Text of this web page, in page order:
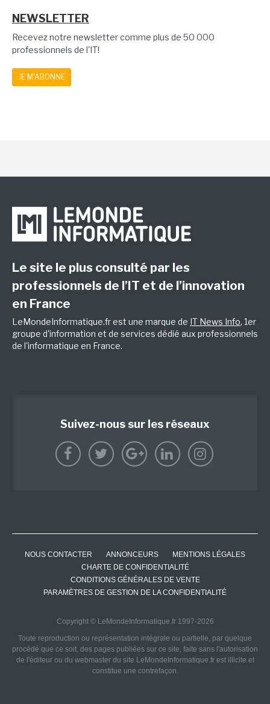
NEWSLETTER
Recevez notre newsletter comme plus de 50 000
professionnels de l'IT!
JE M'ABONNE
Le site le plus consulté par les
professionnels de l’IT et de l’innovation
en France
LeMondeInformatique.fr est une marque de IT News Info, 1er
groupe d'information et de services dédié aux professionnels
de l'informatique en France.
Suivez-nous sur les réseaux
NOUS CONTACTER ANNONCEURS
MENTIONS LÉGALES
CHARTE DE CONFIDENTIALITÉ
CONDITIONS GÉNÉRALES DE VENTE
PARAMÈTRES DE GESTION DE LA CONFIDENTIALITÉ
Copyright © LeMondeInformatique.fr 1997-2026
Toute reproduction ou représentation intégrale ou partielle, par quelque
procédé que ce soit, des pages publiées sur ce site, faite sans l'autorisation
de l'éditeur ou du webmaster du site LeMondeInformatique.fr est illicite et
constitue une contrefaçon.